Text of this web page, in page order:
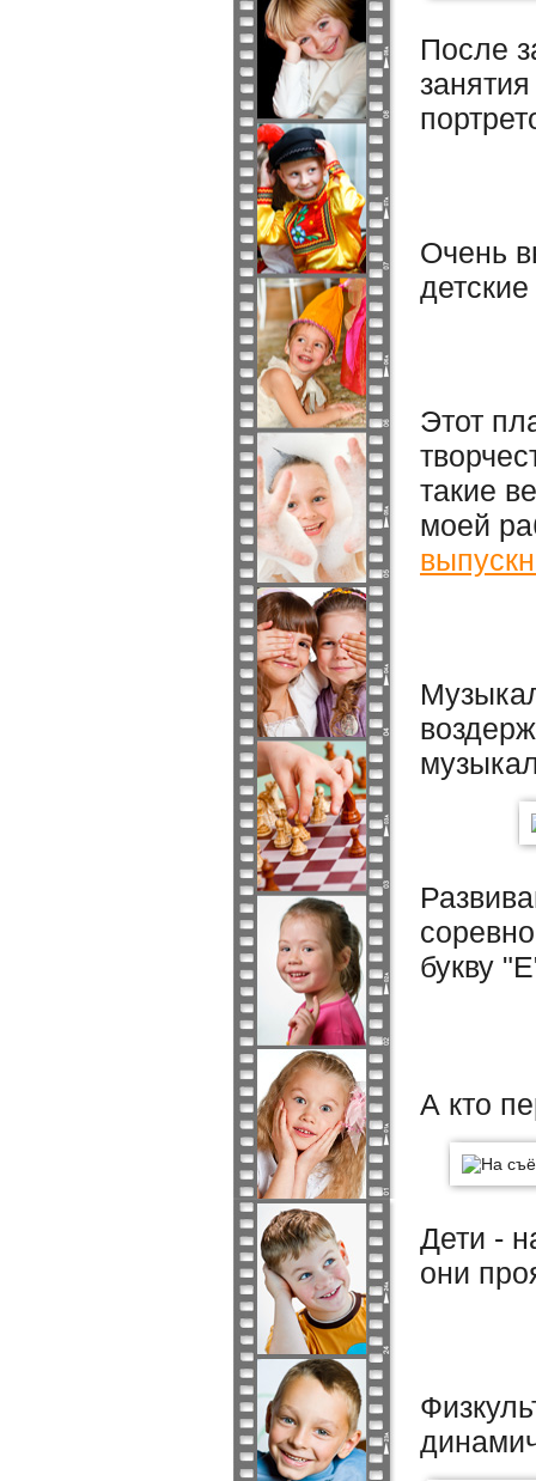
После
Очень
Этот
такие
моей
букву "E
А кто
Дети -
они